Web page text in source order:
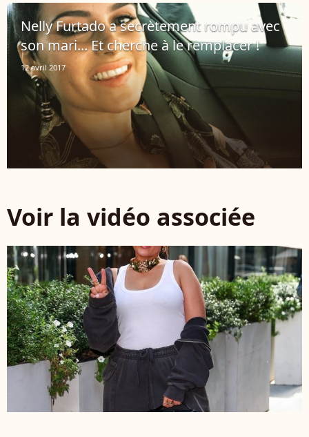
Nelly Furtado a secrètement rompu avec
son mari... Et cherche à le remplacer !
12 avril 2017
Voir la vidéo associée